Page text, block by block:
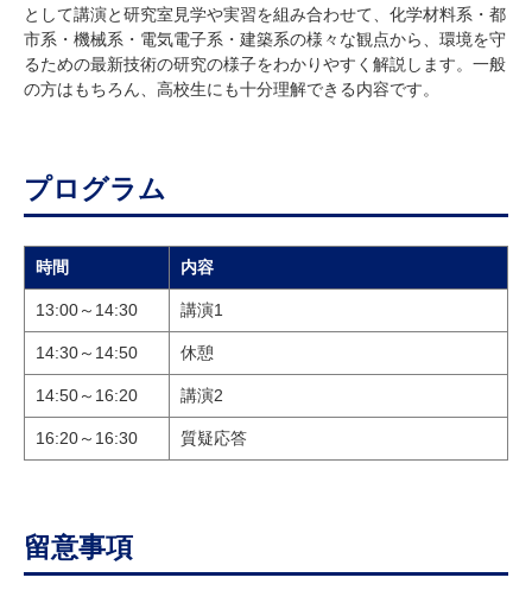
として講演と研究室見学や実習を組み合わせて、化学材料系・都
市系・機械系・電気電子系・建築系の様々な観点から、環境を守
るための最新技術の研究の様子をわかりやすく解説します。一般
の方はもちろん、高校生にも十分理解できる内容です。
プログラム
時間 内容
13:00～14:30 講演1
14:30～14:50 休憩
14:50～16:20 講演2
16:20～16:30 質疑応答
留意事項